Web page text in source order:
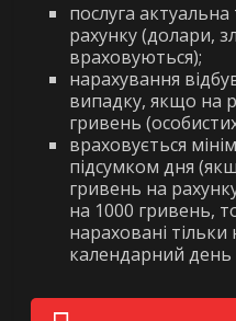
послуга
рахунку (долари,
враховуються);
нарахування
випадку, якщо на
гривень
враховується
підсумком дня
гривень на
на 1000 гривень,
нараховані тільки
календарний день